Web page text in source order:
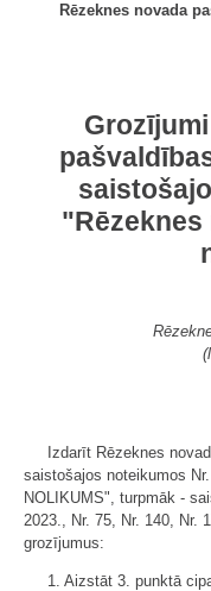
Rēzeknes novada
Izdarīt Rēzeknes
saistošajos noteikumos
NOLIKUMS", turpmāk -
2023., Nr. 75, Nr. 140, Nr.
grozījumus:
1. Aizstāt 3. punktā